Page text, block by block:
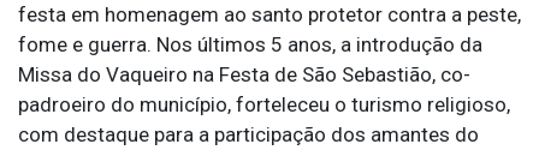
festa em homenagem ao santo protetor contra a peste,
fome e guerra. Nos últimos 5 anos, a introdução da
Missa do Vaqueiro na Festa de São Sebastião, co-
padroeiro do município, forteleceu o turismo religioso,
com destaque para a participação dos amantes do